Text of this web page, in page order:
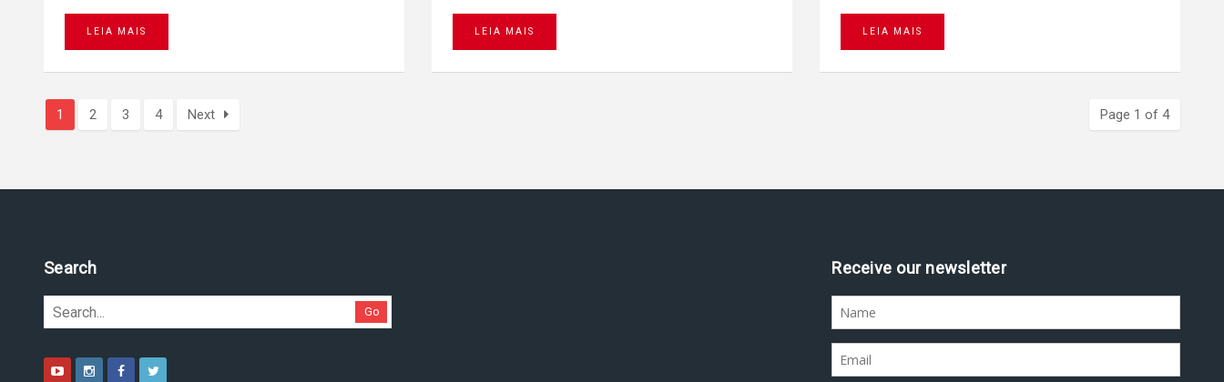
LEIA MAIS LEIA MAIS LEIA MAIS
1 2 3 4 Next Page 1 of 4
Pesquise no site
Go
Assine nossa newsletter